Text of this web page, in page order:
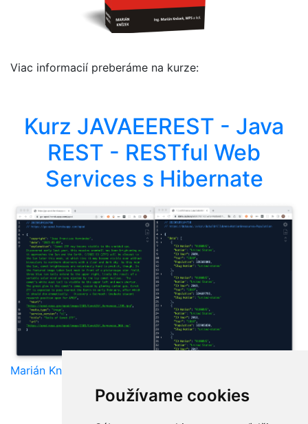
Používame cookies
Viac informacií preberáme na kurze:
Kurz JAVAEEREST - Java
REST - RESTful Web
Services s Hibernate
Marián Knězek